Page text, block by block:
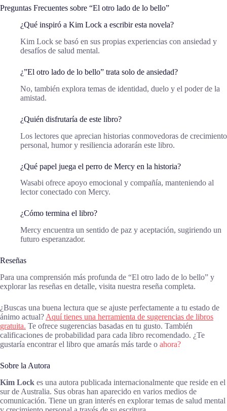
Preguntas Frecuentes sobre “El otro lado de lo bello”
¿Qué inspiró a Kim Lock a escribir esta novela?
Kim Lock se basó en sus propias experiencias con ansiedad y
desafíos de salud mental.
¿”El otro lado de lo bello” trata solo de ansiedad?
No, también explora temas de identidad, duelo y el poder de la
amistad.
¿Quién disfrutaría de este libro?
Los lectores que aprecian historias conmovedoras de crecimiento
personal, humor y resiliencia adorarán este libro.
¿Qué papel juega el perro de Mercy en la historia?
Wasabi ofrece apoyo emocional y compañía, manteniendo al
lector conectado con Mercy.
¿Cómo termina el libro?
Mercy encuentra un sentido de paz y aceptación, sugiriendo un
futuro esperanzador.
Reseñas
Para una comprensión más profunda de “El otro lado de lo bello” y
explorar las reseñas en detalle, visita nuestra reseña completa.
¿Buscas una buena lectura que se ajuste perfectamente a tu estado de
ánimo actual? Aquí tienes una herramienta de sugerencias de libros
gratuita. Te ofrece sugerencias basadas en tu gusto. También
calificaciones de probabilidad para cada libro recomendado. ¿Te
gustaría encontrar el libro que amarás más tarde o ahora?
Sobre la Autora
Kim Lock es una autora publicada internacionalmente que reside en el
sur de Australia. Sus obras han aparecido en varios medios de
comunicación. Tiene un gran interés en explorar temas de salud mental